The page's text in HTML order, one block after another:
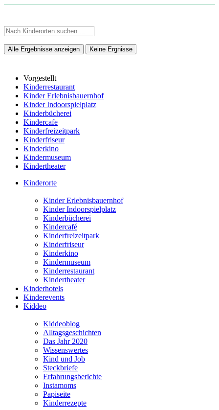
Alle Ergebnisse anzeigen Keine Ergnisse
Vorgestellt
Kinderrestaurant
Kinder Erlebnisbauernhof
Kinder Indoorspielplatz
Kinderbücherei
Kindercafe
Kinderfreizeitpark
Kinderfriseur
Kinderkino
Kindermuseum
Kindertheater
Kinderorte
Kinder Erlebnisbauernhof
Kinder Indoorspielplatz
Kinderbücherei
Kindercafé
Kinderfreizeitpark
Kinderfriseur
Kinderkino
Kindermuseum
Kinderrestaurant
Kindertheater
Kinderhotels
Kinderevents
Kiddeo
Kiddeoblog
Alltagsgeschichten
Das Jahr 2020
Wissenswertes
Kind und Job
Steckbriefe
Erfahrungsberichte
Instamoms
Papiseite
Kinderrezepte